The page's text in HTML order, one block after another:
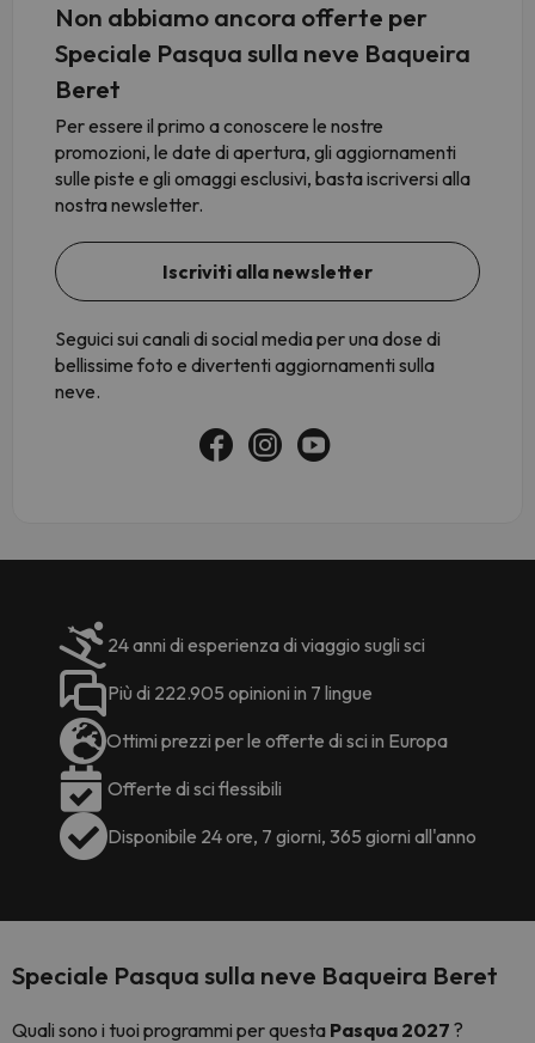
Non abbiamo ancora offerte per
Speciale Pasqua sulla neve Baqueira
Beret
Per essere il primo a conoscere le nostre
promozioni, le date di apertura, gli aggiornamenti
sulle piste e gli omaggi esclusivi, basta iscriversi alla
nostra newsletter.
Iscriviti alla newsletter
Seguici sui canali di social media per una dose di
bellissime foto e divertenti aggiornamenti sulla
neve.
24 anni di esperienza di viaggio sugli sci
Più di 222.905 opinioni in 7 lingue
Ottimi prezzi per le offerte di sci in Europa
Offerte di sci flessibili
Disponibile 24 ore, 7 giorni, 365 giorni all'anno
Speciale Pasqua sulla neve Baqueira Beret
Quali sono i tuoi programmi per questa Pasqua 2027 ?